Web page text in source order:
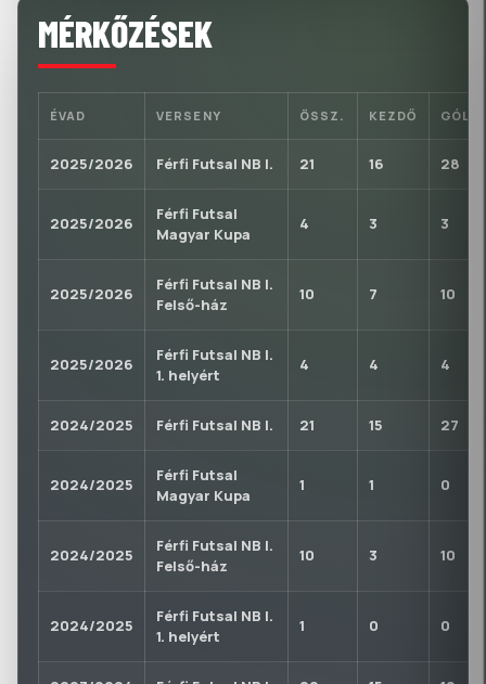
MÉRKŐZÉSEK
ÉVAD VERSENY ÖSSZ. KEZDŐ GÓL
2025/2026 Férfi Futsal NB I. 21 16 28
2025/2026
Férfi Futsal
Magyar Kupa
4 3 3
2025/2026
Férfi Futsal NB I.
Felső-ház
10 7 10
2025/2026
Férfi Futsal NB I.
1. helyért
4 4 4
2024/2025 Férfi Futsal NB I. 21 15 27
2024/2025
Férfi Futsal
Magyar Kupa
1 1 0
2024/2025
Férfi Futsal NB I.
Felső-ház
10 3 10
2024/2025
Férfi Futsal NB I.
1. helyért
1 0 0